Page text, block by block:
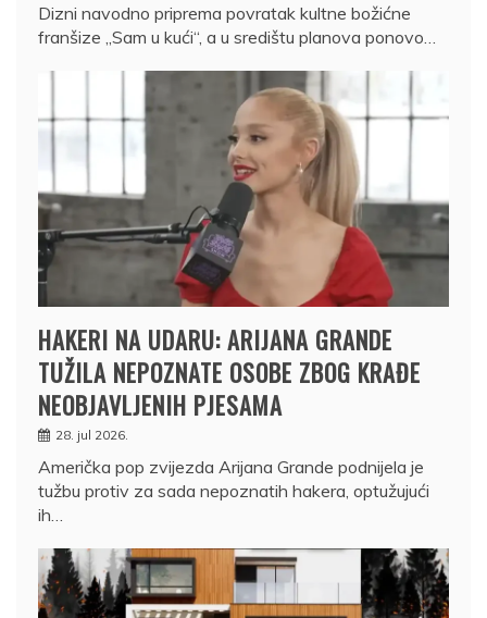
Dizni navodno priprema povratak kultne božićne
franšize „Sam u kući“, a u središtu planova ponovo…
HAKERI NA UDARU: ARIJANA GRANDE
TUŽILA NEPOZNATE OSOBE ZBOG KRAĐE
NEOBJAVLJENIH PJESAMA
28. jul 2026.
Američka pop zvijezda Arijana Grande podnijela je
tužbu protiv za sada nepoznatih hakera, optužujući
ih…